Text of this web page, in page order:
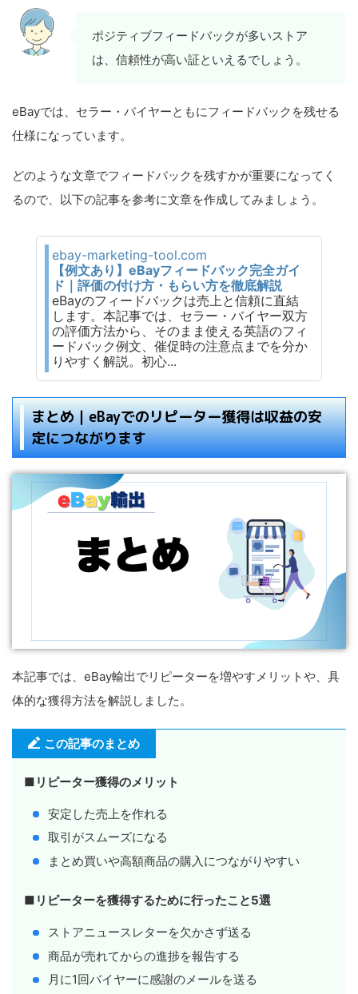
ポジティブフィードバックが多いストア
は、信頼性が高い証といえるでしょう。
eBayでは、セラー・バイヤーともにフィードバックを残せる
仕様になっています。
どのような文章でフィードバックを残すかが重要になってく
るので、以下の記事を参考に文章を作成してみましょう。
ebay-marketing-tool.com
【例文あり】eBayフィードバック完全ガイ
ド｜評価の付け方・もらい方を徹底解説
eBayのフィードバックは売上と信頼に直結
します。本記事では、セラー・バイヤー双方
の評価方法から、そのまま使える英語のフィ
ードバック例文、催促時の注意点までを分か
りやすく解説。初心...
まとめ｜eBayでのリピーター獲得は収益の安
定につながります
本記事では、eBay輸出でリピーターを増やすメリットや、具
体的な獲得方法を解説しました。
この記事のまとめ
■ リピーター獲得のメリット
安定した売上を作れる
取引がスムーズになる
まとめ買いや高額商品の購入につながりやすい
■ リピーターを獲得するために行ったこと5選
ストアニュースレターを欠かさず送る
商品が売れてからの進捗を報告する
月に1回バイヤーに感謝のメールを送る